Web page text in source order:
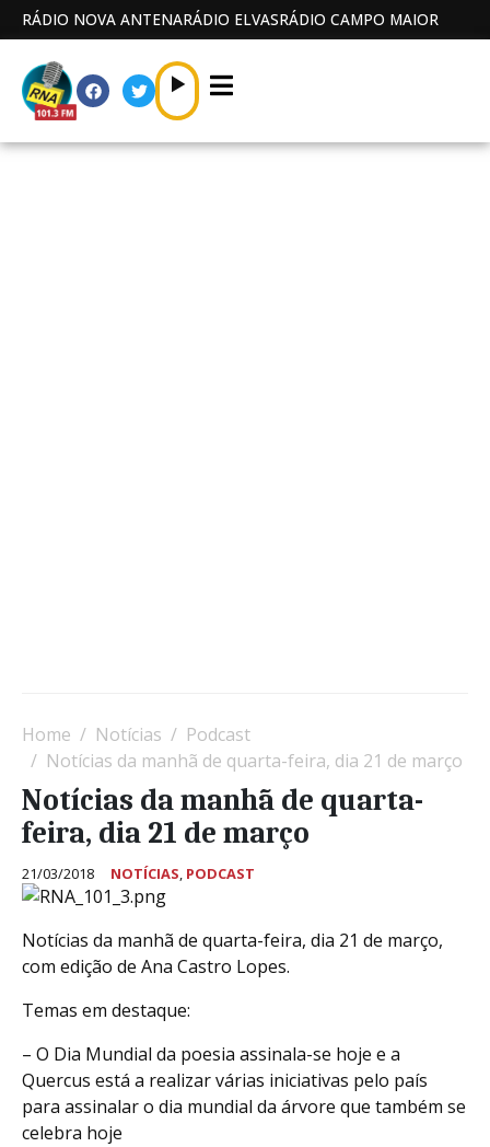
RÁDIO NOVA ANTENARÁDIO ELVASRÁDIO CAMPO MAIOR
Home Notícias
Podcast
Notícias da manhã de quarta-feira, dia 21 de março
Notícias da manhã de quarta-
feira, dia 21 de março
21/03/2018 NOTÍCIAS, PODCAST
Notícias da manhã de quarta-feira, dia 21 de março,
com edição de Ana Castro Lopes.
Temas em destaque:
– O Dia Mundial da poesia assinala-se hoje e a
Quercus está a realizar várias iniciativas pelo país
para assinalar o dia mundial da árvore que também se
celebra hoje